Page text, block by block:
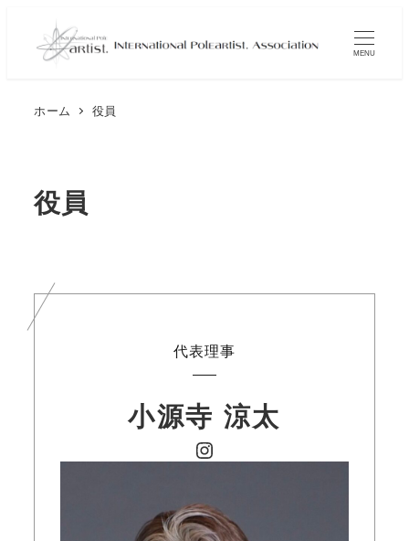
MENU
ホーム 役員
役員
代表理事
小源寺 涼太
Instagram